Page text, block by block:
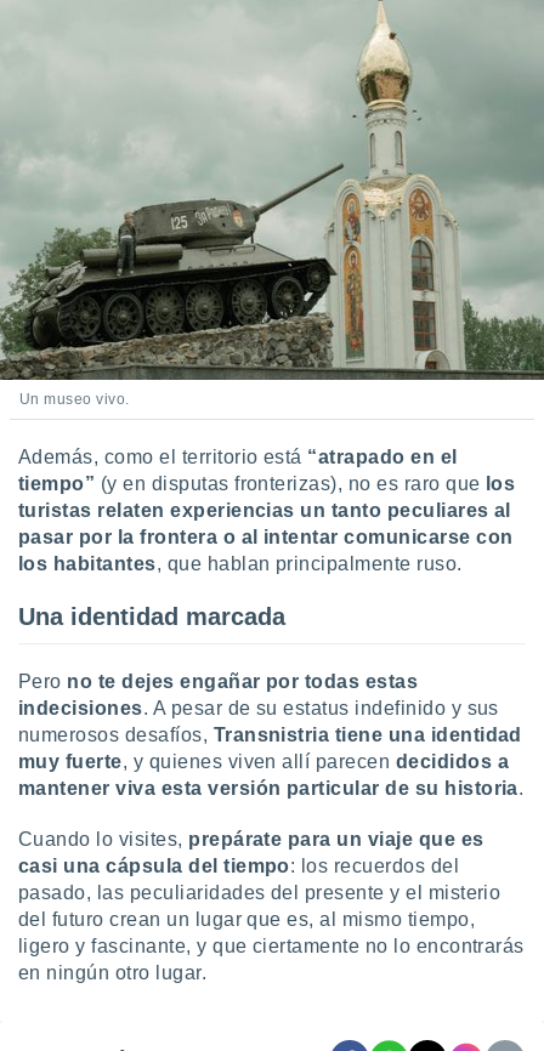
Un museo vivo.
Además, como el territorio está “atrapado en el
tiempo” (y en disputas fronterizas), no es raro que los
turistas relaten experiencias un tanto peculiares al
pasar por la frontera o al intentar comunicarse con
los habitantes, que hablan principalmente ruso.
Una identidad marcada
Pero no te dejes engañar por todas estas
indecisiones. A pesar de su estatus indefinido y sus
numerosos desafíos, Transnistria tiene una identidad
muy fuerte, y quienes viven allí parecen decididos a
mantener viva esta versión particular de su historia.
Cuando lo visites, prepárate para un viaje que es
casi una cápsula del tiempo: los recuerdos del
pasado, las peculiaridades del presente y el misterio
del futuro crean un lugar que es, al mismo tiempo,
ligero y fascinante, y que ciertamente no lo encontrarás
en ningún otro lugar.